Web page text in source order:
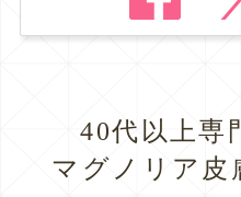
40代以上専
マグノリア皮